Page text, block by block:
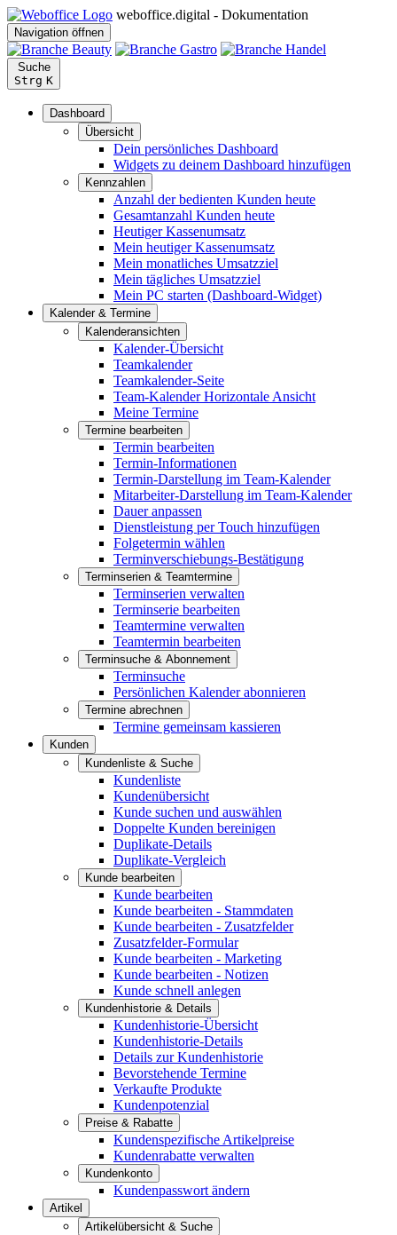
weboffice.digital - Dokumentation
Navigation öffnen
Suche
Strg K
Dashboard
Übersicht
Dein persönliches Dashboard
Widgets zu deinem Dashboard hinzufügen
Kennzahlen
Anzahl der bedienten Kunden heute
Gesamtanzahl Kunden heute
Heutiger Kassenumsatz
Mein heutiger Kassenumsatz
Mein monatliches Umsatzziel
Mein tägliches Umsatzziel
Mein PC starten (Dashboard-Widget)
Kalender & Termine
Kalenderansichten
Kalender-Übersicht
Teamkalender
Teamkalender-Seite
Team-Kalender Horizontale Ansicht
Meine Termine
Termine bearbeiten
Termin bearbeiten
Termin-Informationen
Termin-Darstellung im Team-Kalender
Mitarbeiter-Darstellung im Team-Kalender
Dauer anpassen
Dienstleistung per Touch hinzufügen
Folgetermin wählen
Terminverschiebungs-Bestätigung
Terminserien & Teamtermine
Terminserien verwalten
Terminserie bearbeiten
Teamtermine verwalten
Teamtermin bearbeiten
Terminsuche & Abonnement
Terminsuche
Persönlichen Kalender abonnieren
Termine abrechnen
Termine gemeinsam kassieren
Kunden
Kundenliste & Suche
Kundenliste
Kundenübersicht
Kunde suchen und auswählen
Doppelte Kunden bereinigen
Duplikate-Details
Duplikate-Vergleich
Kunde bearbeiten
Kunde bearbeiten
Kunde bearbeiten - Stammdaten
Kunde bearbeiten - Zusatzfelder
Zusatzfelder-Formular
Kunde bearbeiten - Marketing
Kunde bearbeiten - Notizen
Kunde schnell anlegen
Kundenhistorie & Details
Kundenhistorie-Übersicht
Kundenhistorie-Details
Details zur Kundenhistorie
Bevorstehende Termine
Verkaufte Produkte
Kundenpotenzial
Preise & Rabatte
Kundenspezifische Artikelpreise
Kundenrabatte verwalten
Kundenkonto
Kundenpasswort ändern
Artikel
Artikelübersicht & Suche